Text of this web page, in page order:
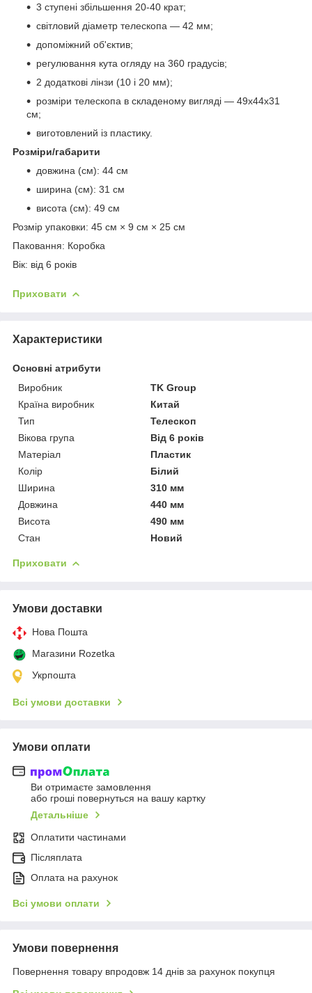
3 ступені збільшення 20-40 крат;
світловий діаметр телескопа — 42 мм;
допоміжний об'єктив;
регулювання кута огляду на 360 градусів;
2 додаткові лінзи (10 і 20 мм);
розміри телескопа в складеному вигляді — 49х44х31
см;
виготовлений із пластику.
Розміри/габарити
довжина (см): 44 см
ширина (см): 31 см
висота (см): 49 см
Розмір упаковки: 45 см × 9 см × 25 см
Паковання: Коробка
Вік: від 6 років
Приховати
Характеристики
Основні атрибути
Виробник
TK Group
Країна виробник
Китай
Тип
Телескоп
Вікова група
Від 6 років
Матеріал
Пластик
Колір
Білий
Ширина
310 мм
Довжина
440 мм
Висота
490 мм
Стан
Новий
Приховати
Умови доставки
Нова Пошта
Магазини Rozetka
Укрпошта
Всі умови доставки
Умови оплати
Ви отримаєте замовлення
або гроші повернуться на вашу картку
Детальніше
Оплатити частинами
Післяплата
Оплата на рахунок
Всі умови оплати
Умови повернення
Повернення товару впродовж 14 днів за рахунок покупця